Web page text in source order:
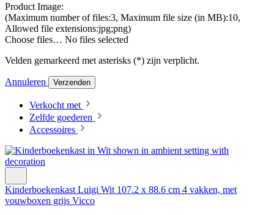
Product Image:
(Maximum number of files:3, Maximum file size (in MB):10,
Allowed file extensions:jpg;png)
Choose files… No files selected
Velden gemarkeerd met asterisks (*) zijn verplicht.
Annuleren Verzenden
Verkocht met
Zelfde goederen
Accessoires
Kinderboekenkast Luigi Wit 107.2 x 88.6 cm 4 vakken, met
vouwboxen grijs Vicco